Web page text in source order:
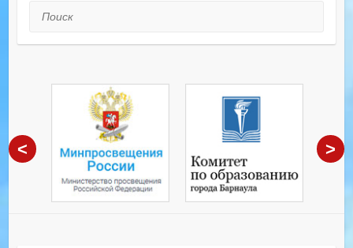
Поиск
< >